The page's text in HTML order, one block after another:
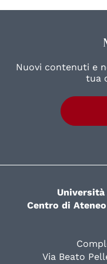
Nuovi contenuti e
tua
Centro di
Via Beato